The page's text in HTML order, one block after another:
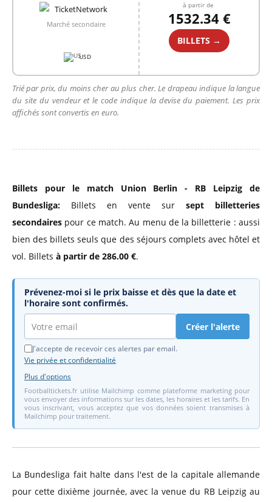
Marché secondaire
USD
à partir de
1532.34 €
BILLETS →
Trié par prix, du moins cher au plus cher. Le drapeau indique la langue
du site du vendeur et le code indique la devise du paiement. Les prix
affichés sont convertis en euro.
Billets pour le match Union Berlin - RB Leipzig de
Bundesliga: Billets en vente sur sept billetteries
secondaires pour ce match. Au menu de la billetterie : aussi
bien des billets seuls que des séjours complets avec hôtel et
vol. Billets à partir de 286.00 €.
Prévenez-moi si le prix baisse et dès que la date et
l'horaire sont confirmés.
Créer l'alerte
J'accepte de recevoir ces alertes par email.
Vie privée et confidentialité
Plus d'options
Footballtickets.fr utilise Mailchimp comme plateforme marketing pour
vous envoyer des informations sur les dates, les horaires et les tarifs. En
vous inscrivant, vous acceptez que vos données soient transmises à
Mailchimp pour traitement.
La Bundesliga fait halte dans l'est de la capitale allemande
pour cette dixième journée, avec la venue du RB Leipzig au